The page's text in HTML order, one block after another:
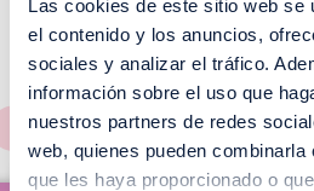
Las cookies de este sitio web se
el contenido y los anuncios,
sociales y analizar el tráfico.
información sobre el uso que
nuestros partners de redes
web, quienes pueden combinarla
que les haya proporcionado o
¡No te pierdas
EVENTOS!
Ver todos >